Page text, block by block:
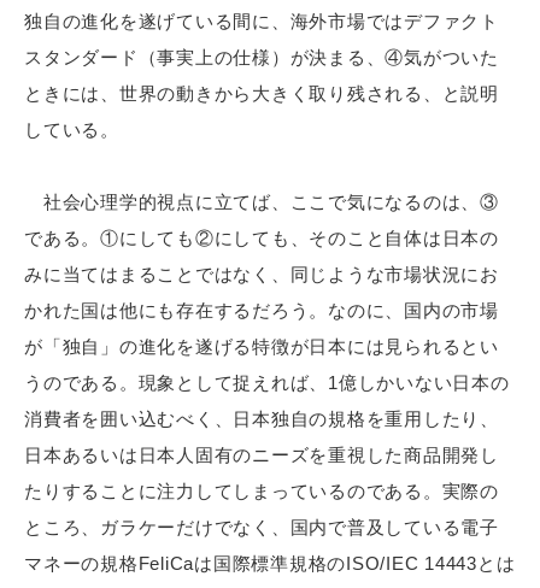
独自の進化を遂げている間に、海外市場ではデファクト
スタンダード（事実上の仕様）が決まる、④気がついた
ときには、世界の動きから大きく取り残される、と説明
している。
社会心理学的視点に立てば、ここで気になるのは、③
である。①にしても②にしても、そのこと自体は日本の
みに当てはまることではなく、同じような市場状況にお
かれた国は他にも存在するだろう。なのに、国内の市場
が「独自」の進化を遂げる特徴が日本には見られるとい
うのである。現象として捉えれば、1億しかいない日本の
消費者を囲い込むべく、日本独自の規格を重用したり、
日本あるいは日本人固有のニーズを重視した商品開発し
たりすることに注力してしまっているのである。実際の
ところ、ガラケーだけでなく、国内で普及している電子
マネーの規格FeliCaは国際標準規格のISO/IEC 14443とは